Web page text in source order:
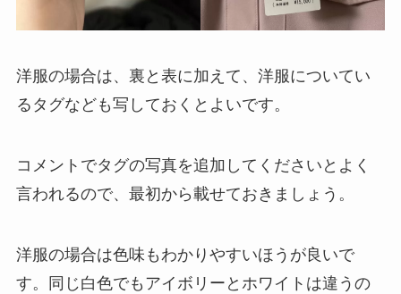
洋服の場合は、裏と表に加えて、洋服についてい
るタグなども写しておくとよいです。
コメントでタグの写真を追加してくださいとよく
言われるので、最初から載せておきましょう。
洋服の場合は色味もわかりやすいほうが良いで
す。同じ白色でもアイボリーとホワイトは違うの